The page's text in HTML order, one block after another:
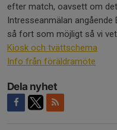
efter match, oavsett om
Intresseanmälan
så fort som möjligt så vi
Kiosk och tvättschema
Info från föräldramöte
Dela nyhet